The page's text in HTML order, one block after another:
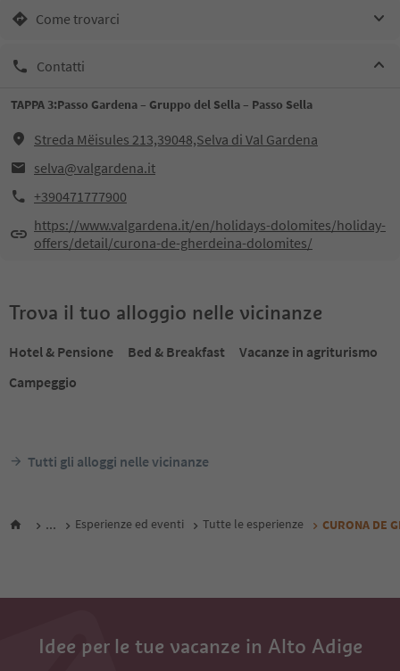
Come trovarci
Contatti
TAPPA 3:Passo Gardena – Gruppo del Sella – Passo Sella
Streda Mëisules 213,39048,Selva di Val Gardena
selva@valgardena.it
+390471777900
https://www.valgardena.it/en/holidays-dolomites/holiday-
offers/detail/curona-de-gherdeina-dolomites/
Trova il tuo alloggio nelle vicinanze
Hotel & Pensione Bed & Breakfast
Vacanze in agriturismo
Campeggio
Tutti gli alloggi nelle vicinanze
... Esperienze ed eventi Tutte le esperienze CURONA DE
Idee per le tue vacanze in Alto Adige